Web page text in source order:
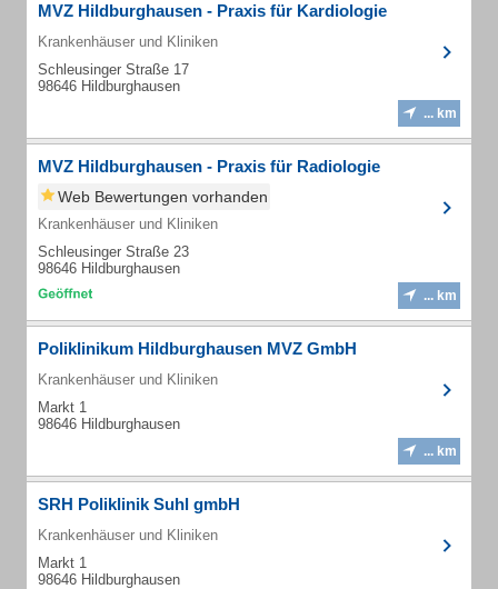
MVZ Hildburghausen - Praxis für Kardiologie
Krankenhäuser und Kliniken
Schleusinger Straße 17
98646 Hildburghausen
... km
MVZ Hildburghausen - Praxis für Radiologie
Web Bewertungen vorhanden
Krankenhäuser und Kliniken
Schleusinger Straße 23
98646 Hildburghausen
... km
Poliklinikum Hildburghausen MVZ GmbH
Krankenhäuser und Kliniken
Markt 1
98646 Hildburghausen
... km
SRH Poliklinik Suhl gmbH
Krankenhäuser und Kliniken
Markt 1
98646 Hildburghausen